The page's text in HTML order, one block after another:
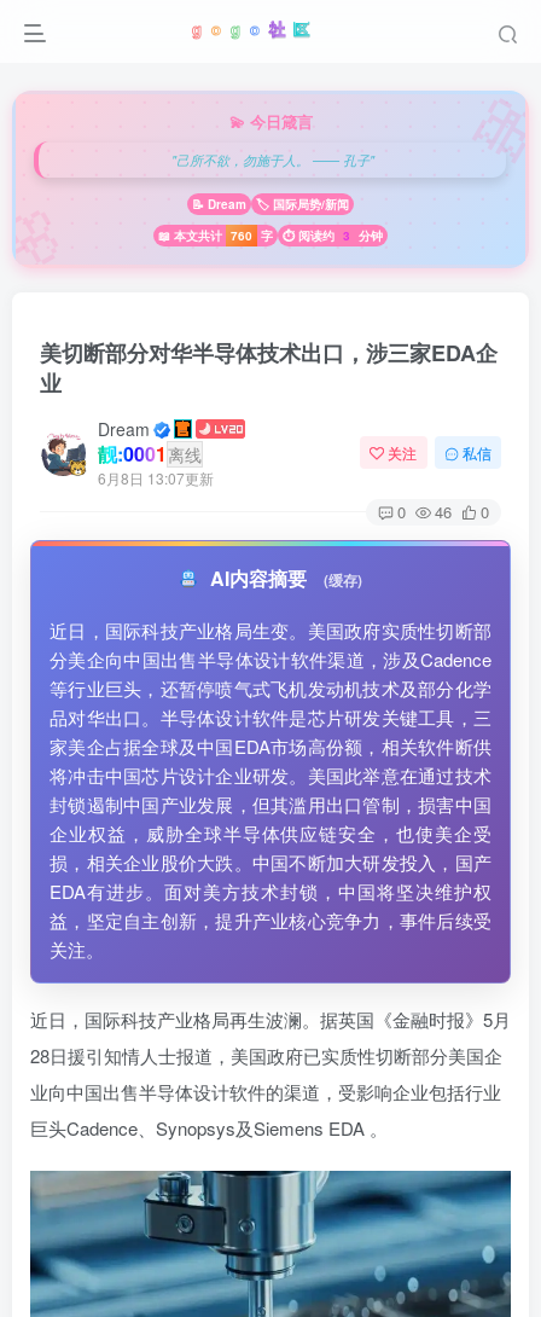
💫 今日箴言
"己所不欲，勿施于人。 —— 孔子"
📝 Dream 🏷️ 国际局势/新闻
📖 本文共计 760 字 ⏱️ 阅读约 3 分钟
美切断部分对华半导体技术出口，涉三家EDA企
业
Dream
靓:0001 离线
6月8日 13:07更新
关注 私信
0 46 0
AI内容摘要 (缓存)
近日，国际科技产业格局生变。美国政府实质性切断部
分美企向中国出售半导体设计软件渠道，涉及Cadence
等行业巨头，还暂停喷气式飞机发动机技术及部分化学
品对华出口。半导体设计软件是芯片研发关键工具，三
家美企占据全球及中国EDA市场高份额，相关软件断供
将冲击中国芯片设计企业研发。美国此举意在通过技术
封锁遏制中国产业发展，但其滥用出口管制，损害中国
企业权益，威胁全球半导体供应链安全，也使美企受
损，相关企业股价大跌。中国不断加大研发投入，国产
EDA有进步。面对美方技术封锁，中国将坚决维护权
益，坚定自主创新，提升产业核心竞争力，事件后续受
关注。
近日，国际科技产业格局再生波澜。据英国《金融时报》5月
28日援引知情人士报道，美国政府已实质性切断部分美国企
业向中国出售半导体设计软件的渠道，受影响企业包括行业
巨头Cadence、Synopsys及Siemens EDA 。